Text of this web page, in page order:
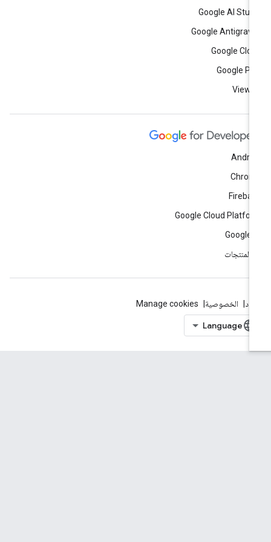
Google AI
Google
Google
Google
View
Google Cloud
Google
المنتجات
الخصوصية Manage cookies